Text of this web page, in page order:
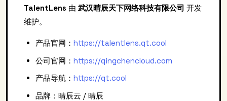
TalentLens 由 武汉晴辰天下网络科技有限公司 开发
维护。
产品官网： https://talentlens.qt.cool
公司官网： https://qingchencloud.com
产品导航： https://qt.cool
品牌：晴辰云 / 晴辰